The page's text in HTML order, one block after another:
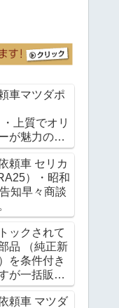
車マツダポ
上質でオリ
が魅力の通
ーターをい
頼車 セリカ
）・昭和
知早々商談
ックされて
品 （純正新
を条件付き
が一括販売
頼車 マツダ